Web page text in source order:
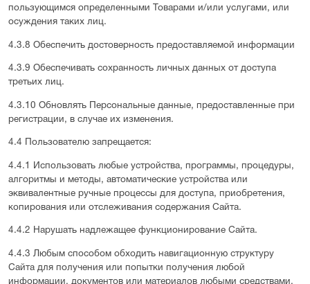
пользующимся определенными Товарами и/или услугами, или
осуждения таких лиц.
4.3.8 Обеспечить достоверность предоставляемой информации
4.3.9 Обеспечивать сохранность личных данных от доступа
третьих лиц.
4.3.10 Обновлять Персональные данные, предоставленные при
регистрации, в случае их изменения.
4.4 Пользователю запрещается:
4.4.1 Использовать любые устройства, программы, процедуры,
алгоритмы и методы, автоматические устройства или
эквивалентные ручные процессы для доступа, приобретения,
копирования или отслеживания содержания Сайта.
4.4.2 Нарушать надлежащее функционирование Сайта.
4.4.3 Любым способом обходить навигационную структуру
Сайта для получения или попытки получения любой
информации, документов или материалов любыми средствами,